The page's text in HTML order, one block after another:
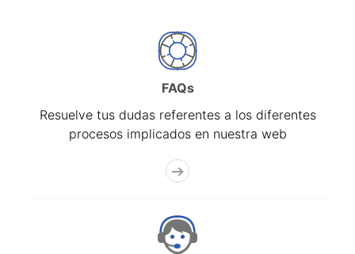
FAQs
Resuelve tus dudas referentes a los diferentes
procesos implicados en nuestra web